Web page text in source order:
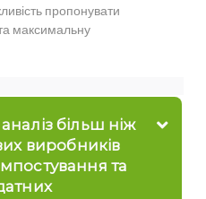
пропонувати
максимальну
більш ніж
виробників
та